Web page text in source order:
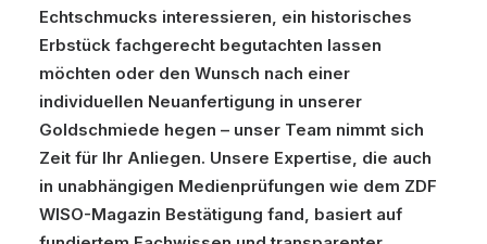
Echtschmucks interessieren, ein historisches
Erbstück fachgerecht begutachten lassen
möchten oder den Wunsch nach einer
individuellen Neuanfertigung in unserer
Goldschmiede hegen – unser Team nimmt sich
Zeit für Ihr Anliegen. Unsere Expertise, die auch
in unabhängigen Medienprüfungen wie dem ZDF
WISO-Magazin Bestätigung fand, basiert auf